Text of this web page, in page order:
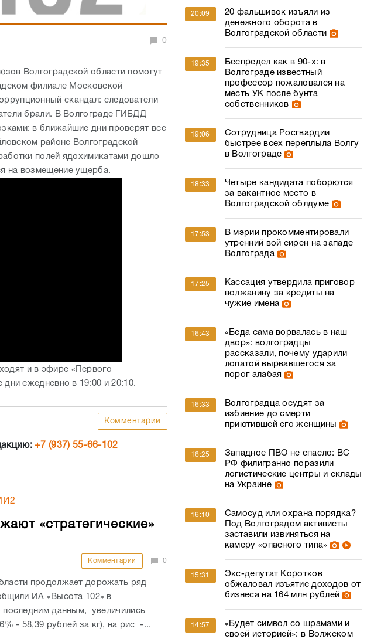
0
Волгоградской области помогут
филиале Московской
скандал: следователи
брали. В Волгограде ГИБДД
в ближайшие дни проверят все
районе Волгоградской
полей ядохимикатами дошло
на возмещение ущерба.
и в эфире «Первого
дни ежедневно в 19:00 и 20:10.
Комментарии
+7 (937) 55-66-102
«стратегические»
Комментарии 0
продолжает дорожать ряд
ИА «Высота 102» в
последним данным, увеличились
- 58,39 рублей за кг), на рис -...
20:09
20 фальшивок изъяли из
денежного оборота в
Волгоградской области
19:35
Беспредел как в 90-х: в
Волгограде известный
профессор пожаловался на
месть УК после бунта
собственников
19:06
Сотрудница Росгвардии
быстрее всех переплыла Волгу
в Волгограде
18:33
Четыре кандидата поборются
за вакантное место в
Волгоградской облдуме
17:53
В мэрии прокомментировали
утренний вой сирен на западе
Волгограда
17:25
Кассация утвердила приговор
волжанину за кредиты на
чужие имена
16:43
«Беда сама ворвалась в наш
двор»: волгоградцы
рассказали, почему ударили
лопатой вырвавшегося за
порог алабая
16:33
Волгоградца осудят за
избиение до смерти
приютившей его женщины
16:25
Западное ПВО не спасло: ВС
РФ филигранно поразили
логистические центры и склады
на Украине
16:10
Самосуд или охрана порядка?
Под Волгоградом активисты
заставили извиняться на
камеру «опасного типа»
15:31
Экс-депутат Коротков
обжаловал изъятие доходов от
бизнеса на 164 млн рублей
14:57
«Будет символ со шрамами и
своей историей»: в Волжском